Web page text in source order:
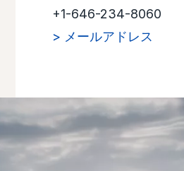
+1-646-234-8060
> メールアドレス